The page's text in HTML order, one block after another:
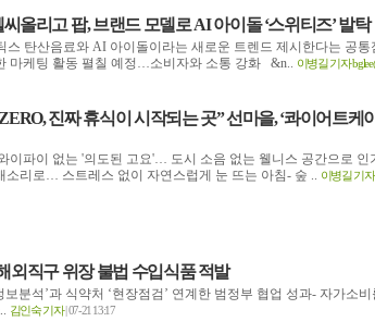
올리고 팝, 브랜드 모델로 AI 아이돌 ‘스위티즈’ 발탁
스 탄산음료와 AI 아이돌이라는 새로운 트렌드 제시한다는 공통
마케팅 활동 펼칠 예정…소비자와 소통 강화 &n.. 이병길 기자
진짜 휴식이 시작되는 곳” 선마을, ‘콰이어트케
이파이 없는 '의도된 고요'… 도시 소음 없는 웰니스 공간으로 인
소리로… 스트레스 없이 자연스럽게 눈 뜨는 아침- 숲 .. 이병길 기자
외직구 위장 불법 수입식품 적발
분석’과 식약처 ‘현장점검’ 연계한 범정부 협업 성과- 자가소
김인숙 기자| 07-21 13:17